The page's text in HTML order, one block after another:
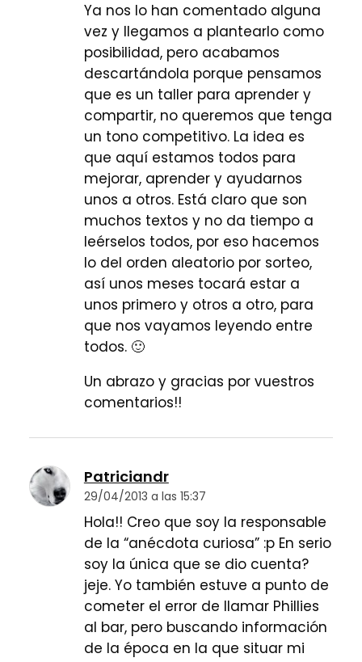
Ya nos lo han comentado alguna
vez y llegamos a plantearlo como
posibilidad, pero acabamos
descartándola porque pensamos
que es un taller para aprender y
compartir, no queremos que tenga
un tono competitivo. La idea es
que aquí estamos todos para
mejorar, aprender y ayudarnos
unos a otros. Está claro que son
muchos textos y no da tiempo a
leérselos todos, por eso hacemos
lo del orden aleatorio por sorteo,
así unos meses tocará estar a
unos primero y otros a otro, para
que nos vayamos leyendo entre
todos. 🙂
Un abrazo y gracias por vuestros
comentarios!!
Patriciandr
29/04/2013 a las 15:37
Hola!! Creo que soy la responsable
de la “anécdota curiosa” :p En serio
soy la única que se dio cuenta?
jeje. Yo también estuve a punto de
cometer el error de llamar Phillies
al bar, pero buscando información
de la época en la que situar mi